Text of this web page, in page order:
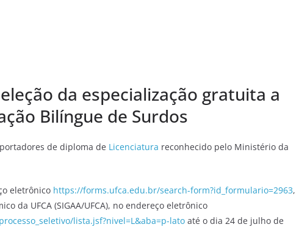
da especialização gratuita a
Bilíngue de Surdos
de diploma de Licenciatura reconhecido pelo Ministério da
eletrônico https://forms.ufca.edu.br/search-form?id_formulario=2963,
da UFCA (SIGAA/UFCA), no endereço eletrônico
lista.jsf?nivel=L&aba=p-lato até o dia 24 de julho de